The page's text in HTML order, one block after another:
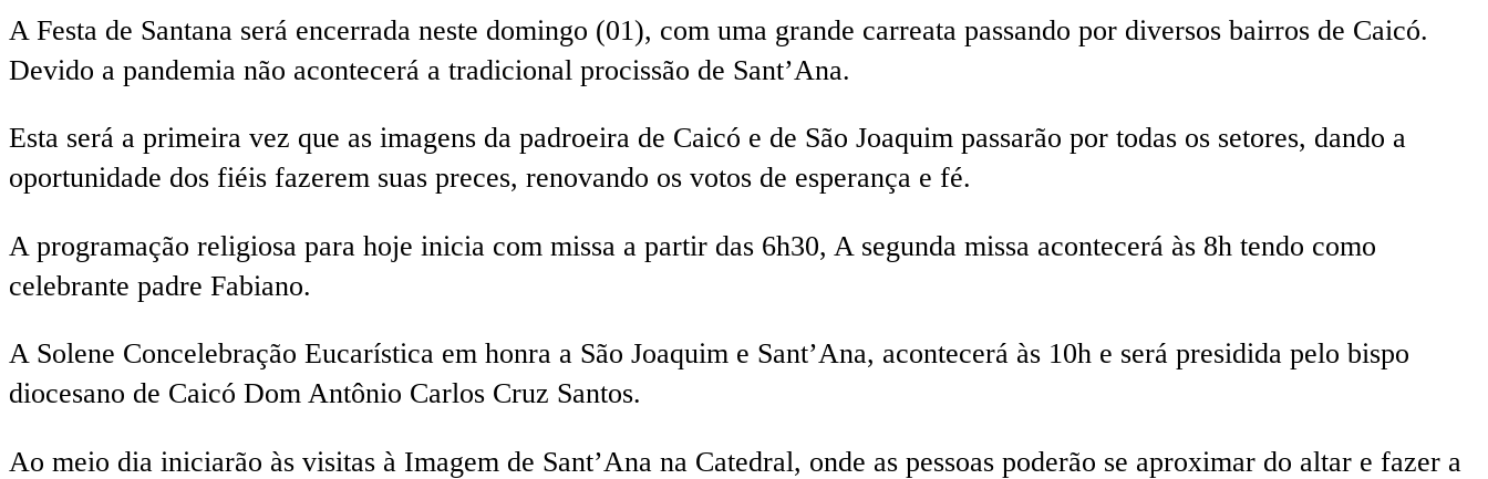
A Festa de Santana será encerrada neste domingo (01), com uma grande carreata passando por diversos bairros de Caicó.
Devido a pandemia não acontecerá a tradicional procissão de Sant’Ana.
Esta será a primeira vez que as imagens da padroeira de Caicó e de São Joaquim passarão por todas os setores, dando a
oportunidade dos fiéis fazerem suas preces, renovando os votos de esperança e fé.
A programação religiosa para hoje inicia com missa a partir das 6h30, A segunda missa acontecerá às 8h tendo como
celebrante padre Fabiano.
A Solene Concelebração Eucarística em honra a São Joaquim e Sant’Ana, acontecerá às 10h e será presidida pelo bispo
diocesano de Caicó Dom Antônio Carlos Cruz Santos.
Ao meio dia iniciarão às visitas à Imagem de Sant’Ana na Catedral, onde as pessoas poderão se aproximar do altar e fazer a